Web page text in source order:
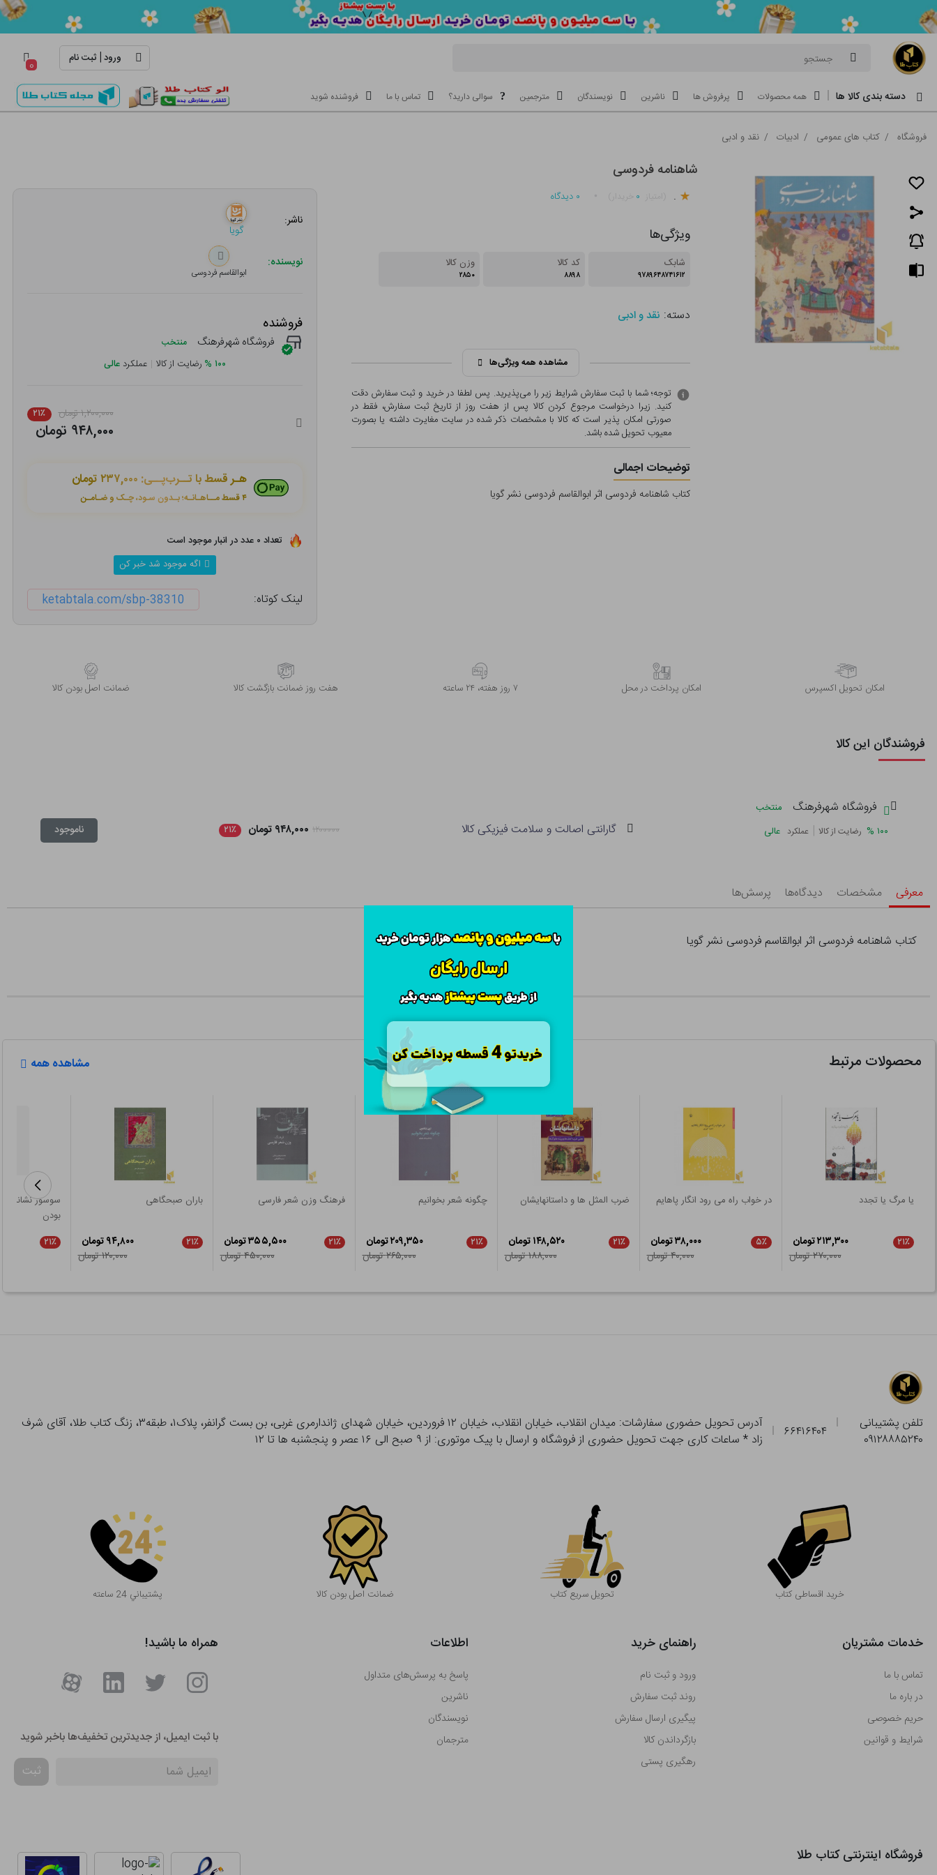
جستجو ورود| ثبت نام ۰
دسته بندی کالا ها همه محصولات پرفروش ها ناشرین نویسندگان مترجمین سوالی دارید؟ تماس با ما فروشنده شوید
فروشگاه / کتاب های عمومی / ادبیات / نقد و ادبی
شاهنامه فردوسی
. ۰ ۰ دیدگاه
ویژگی‌ها
شابک
۹۷۸۹۶۴۸۷۴۱۶۱۲
کد کالا
۸۸۹۸
وزن کالا
۲۸۵۰
دسته: نقد و ادبی
مشاهده همه ویژگی‌ها
توجه؛ شما با ثبت سفارش شرایط زیر را می‌پذیرید. پس لطفا در خرید و ثبت سفارش دقت
کنید. زیرا درخواست مرجوع کردن کالا پس از هفت روز از تاریخ ثبت سفارش، فقط در
صورتی امکان پذیر است که کالا با مشخصات ذکر شده در سایت مغایرت داشته یا بصورت
معيوب تحویل شده باشد.
توضیحات اجمالی
کتاب شاهنامه فردوسی اثر ابوالقاسم فردوسی نشر گویا
ناشر:
گویا
نویسنده:
ابوالقاسم فردوسی‌
فروشنده
فروشگاه شهرفرهنگ منتخب
۱۰۰ % رضایت از کالا | عملکرد عالی
۱,۲۰۰,۰۰۰ تومان ۲۱٪
۹۴۸,۰۰۰ تومان
هـر قسط با تــرب‌پــی: ۲۳۷,۰۰۰ تومان
۴ قسط مــاهـانـه؛ بـدون سـود، چـک و ضـامـن
تعداد ۰ عدد در انبار موجود است
اگه موجود شد خبر کن
لینک کوتاه: ketabtala.com/sbp-38310
اﻣﮑﺎن ﺗﺤﻮﯾﻞ اﮐﺴﭙﺮس امکان پرداخت در محل ۷ روز ﻫﻔﺘﻪ، ۲۴ ﺳﺎﻋﺘﻪ هفت روز ضمانت بازگشت کالا ﺿﻤﺎﻧﺖ اﺻﻞ ﺑﻮدن ﮐﺎﻟﺎ
فروشندگان این کالا
فروشگاه شهرفرهنگ
منتخب
۱۰۰ % رضایت از کالا | عملکرد عالی گارانتی اصالت و سلامت فیزیکی کالا ۱۲۰۰۰۰۰ ۹۴۸,۰۰۰ تومان ۲۱٪ ناموجود
معرفی مشخصات دیدگاه‌ها پرسش‌ها
کتاب شاهنامه فردوسی اثر ابوالقاسم فردوسی نشر گویا
محصولات مرتبط مشاهده همه
یا مرگ یا تجدد
۲۱٪
۲۱۳,۳۰۰ تومان
۲۷۰,۰۰۰ تومان
در خواب راه می رود انگار پاهایم
۵٪
۳۸,۰۰۰ تومان
۴۰,۰۰۰ تومان
ضرب المثل ها و داستانهایشان
۲۱٪
۱۴۸,۵۲۰ تومان
۱۸۸,۰۰۰ تومان
چگونه شعر بخوانیم
۲۱٪
۲۰۹,۳۵۰ تومان
۲۶۵,۰۰۰ تومان
فرهنگ وزن شعر فارسی
۲۱٪
۳۵۵,۵۰۰ تومان
۴۵۰,۰۰۰ تومان
باران صبحگاهی
۲۱٪
۹۴,۸۰۰ تومان
۱۲۰,۰۰۰ تومان
سوسور نشانه
بودن
۲۱٪
تلفن پشتیبانی
۰۹۱۲۸۸۸۵۲۴۰
۶۶۴۱۶۴۰۴
آدرس تحویل حضوری سفارشات: میدان انقلاب، خیابان انقلاب، خیابان ۱۲ فروردین، خیابان شهدای ژاندارمری غربی، بن بست گرانفر، پلاک۱، طبقه۳، زنگ کتاب طلا، آقای شرف
زاد * ساعات کاری جهت تحویل حضوری از فروشگاه و ارسال با پیک موتوری: از ۹ صبح الی ۱۶ عصر و پنجشنبه ها تا ۱۲
خرید اقساطی کتاب تحویل سریع کتاب
بصورت حضوری از آدرس تحویل حضوری سفارش خود را بدون هیچ هزینه ای تحویل بگیرید.
ضمانت اصل بودن کالا پشتيباني 24 ساعته
خدمات مشتریان
تماس با ما
در باره ما
حریم خصوصی
شرایط و قوانین
راهنمای خرید
ورود و ثبت نام
روند ثبت سفارش
پیگیری ارسال سفارش
بازگرداندن کالا
رهگیری پستی
اطلاعات
پاسخ به پرسش‌های متداول
ناشرین
نویسندگان
مترجمان
همراه ما باشید!
با ثبت ایمیل، از جدید‌ترین تخفیف‌ها با‌خبر شوید
ثبت
فروشگاه اینترنتی کتاب طلا